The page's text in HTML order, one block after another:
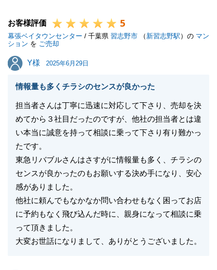
今後も何かご不明点、ご要望がございましたら些細な
ことでも構いませんので申し付けください。引き続き
よろしくお願いいたします。
閉じる
お客様評価 5
幕張ベイタウンセンター / 千葉県 習志野市 （新習志野駅）の マン
ション を ご売却
Y様
Y様 2025年6月29日
情報量も多くチラシのセンスが良かった
担当者さんは丁寧に迅速に対応して下さり、売却を決
めてから３社目だったのですが、他社の担当者とは違
い本当に誠意を持って相談に乗って下さり有り難かっ
たです。
東急リバブルさんはさすがに情報量も多く、チラシの
センスが良かったのもお願いする決め手になり、安心
感がありました。
他社に頼んでもなかなか問い合わせもなく困ってお店
に予約もなく飛び込んだ時に、親身になって相談に乗
って頂きました。
大変お世話になりまして、ありがとうございました。